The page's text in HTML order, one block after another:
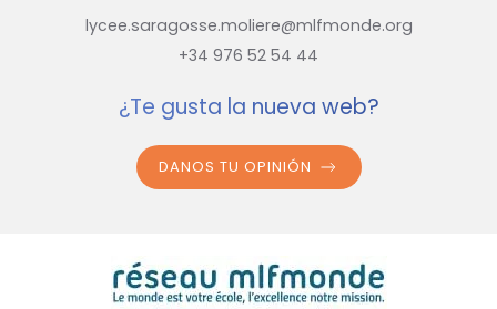
lycee.saragosse.moliere@mlfmonde.org
+34 976 52 54 44
¿Te gusta la nueva web?
DANOS TU OPINIÓN